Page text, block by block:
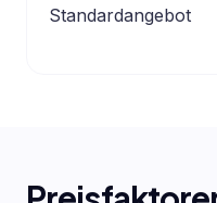
Standardangebot